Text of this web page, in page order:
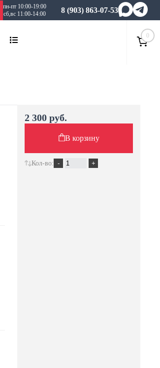
пн-пт 10:00-19:00
сб,вс 11:00-14:00
8 (903) 863-07-53
0
2 300 руб.
В корзину
Кол-во: